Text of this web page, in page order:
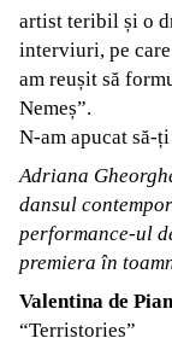
artist teribil și o
interviuri, pe
am reușit să
Nemeș”.
N-am apucat să-
Adriana
dansul
performance-ul
premiera în
Valentina de
“Terristories”